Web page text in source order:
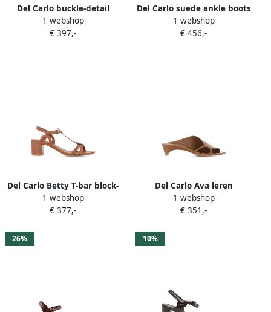
Del Carlo buckle-detail
suede loafers Bruin
1 webshop
€ 397,-
Del Carlo suede ankle boots
Bruin
1 webshop
€ 456,-
Del Carlo Betty T-bar block-
heel sandals Bruin
1 webshop
€ 377,-
Del Carlo Ava leren
sandalen met
asymmetrisch bandje Bruin
1 webshop
€ 351,-
26% 10%